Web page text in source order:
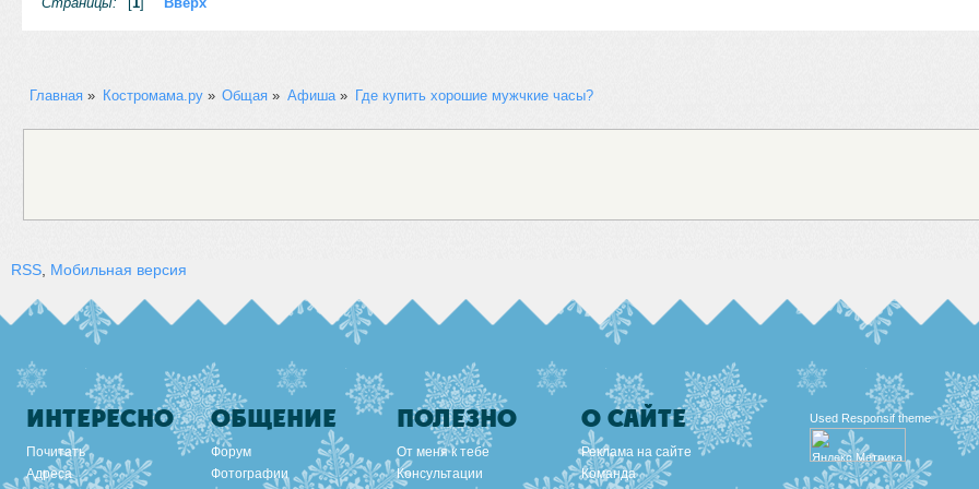
Главная » Костромама.ру» Общая » Афиша» Где купить хорошие мужчкие часы?
RSS Мобильная версия
ИНТЕРЕСНО
Почитать
Адреса
ОБЩЕНИЕ
Форум
Фотографии
ПОЛЕЗНО
От меня к тебе
Консультации
О САЙТЕ
Реклама на сайте
Команда
Used Responsif theme